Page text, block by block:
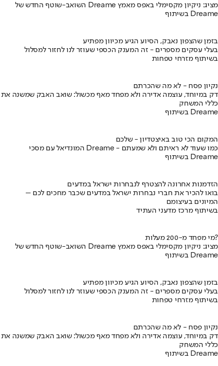
השואב-שוטף החדש של Dreame מציג: ניקיון מקסימלי באפס מאמץ
בשיתוף Dreame
בזמן שהצפון נאבק, הסיוע הגיע מכיוון מפתיע
בעלי עסקים מספרים - זה המענק הכספי שעוזר לנו לחזור למסלול
בשיתוף מזרחי טפחות
נקיון פסח - לא מה שהכרתם
דק במיוחד, עוצמה אדירה ולא מפחד מאף מכשול: שואב האבק שמשנה את
כללי המשחק
בשיתוף Dreame
המקום הכי טוב באיצטדיון - שלכם
המונדיאל עם מסכי Dreame - כמו שעוד לא ראיתם ולא שמעתם
בשיתוף Dreame
הזדמנות אחרונה להצטרף לנבחרות ישראל במדעים
בואו להכיר את חברי נבחרות ישראל במדעים שכבר מחכים לכם –
המיונים בעיצומם
בשיתוף מרכז מדעני העתיד
מי מפחד מ-200 מעלות?
השואב-שוטף החדש של Dreame מציג: ניקיון מקסימלי באפס מאמץ
בשיתוף Dreame
בזמן שהצפון נאבק, הסיוע הגיע מכיוון מפתיע
בעלי עסקים מספרים - זה המענק הכספי שעוזר לנו לחזור למסלול
בשיתוף מזרחי טפחות
נקיון פסח - לא מה שהכרתם
דק במיוחד, עוצמה אדירה ולא מפחד מאף מכשול: שואב האבק שמשנה את
כללי המשחק
בשיתוף Dreame